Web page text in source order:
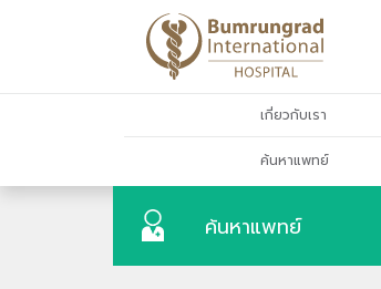
เกี่ยวกับเรา
ค้นหาแพทย์
ค้นหาแพทย์